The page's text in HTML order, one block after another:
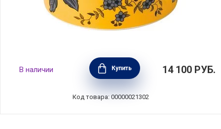
Подсвечник со свечой Wonderlust, высота
8,5 см, материал фарфор, цвет желтый,
Wedgwood, Великобритания, 40032687
В наличии Купить 14 100 РУБ.
Код товара: 00000021302